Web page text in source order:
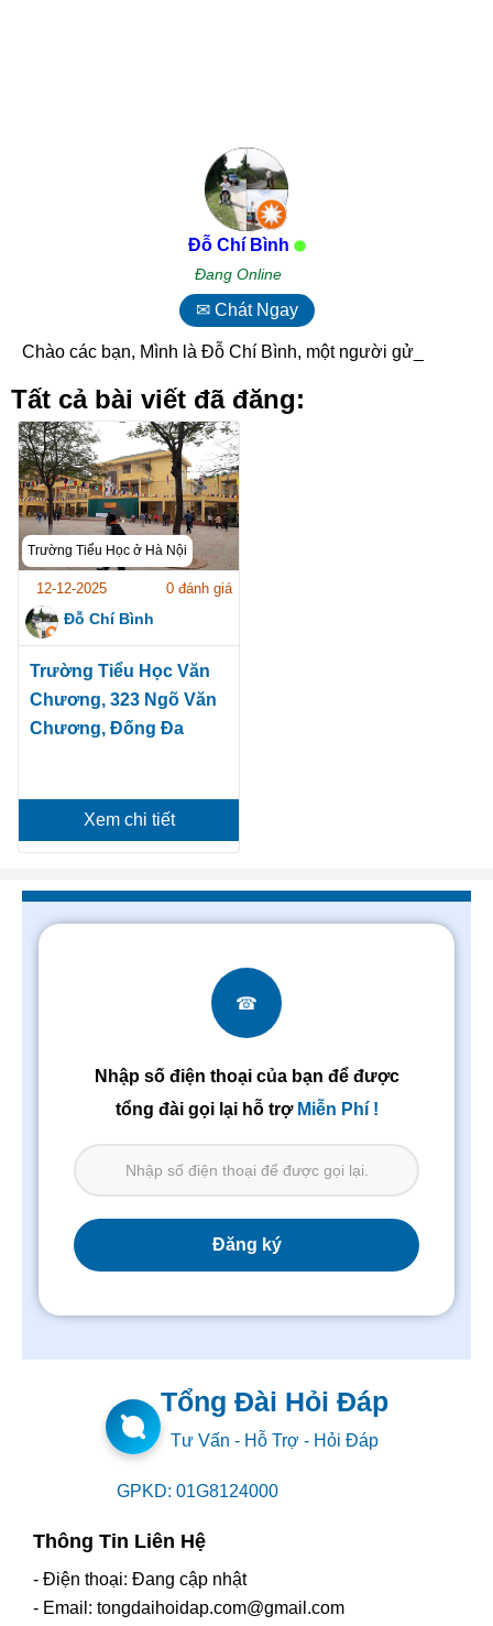
Đỗ Chí Bình
Đang Online
✉ Chát Ngay
Chào các bạn, Mình là Đỗ Chí Bình, một người gửi _
Tất cả bài viết đã đăng:
Trường Tiểu Học ở Hà Nội
12-12-2025 0 đánh giá
Đỗ Chí Bình
Trường Tiểu Học Văn
Chương, 323 Ngõ Văn
Chương, Đống Đa
Xem chi tiết
☎
Nhập số điện thoại của bạn để được
tổng đài gọi lại hỗ trợ Miễn Phí !
Tổng Đài Hỏi Đáp
Tư Vấn - Hỗ Trợ - Hỏi Đáp
GPKD: 01G8124000
Thông Tin Liên Hệ
- Điện thoại: Đang cập nhật
- Email: tongdaihoidap.com@gmail.com